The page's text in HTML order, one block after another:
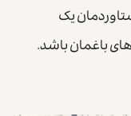
یک
باغمان باشد.